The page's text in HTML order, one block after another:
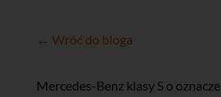
← Wróć do bloga
Mercedes-Benz klasy S o